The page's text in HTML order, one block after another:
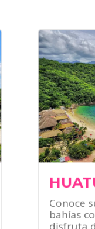
Conoce
bahías
visitar